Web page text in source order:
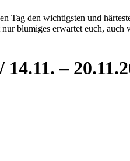
Tag den wichtigsten und
blumiges erwartet euch,
–